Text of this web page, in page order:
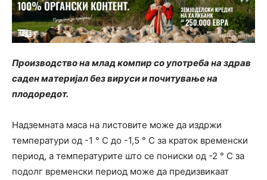
Производство на млад компир со употреба на здрав
саден материјал без вируси и почитување на
плодоредот.
Надземната маса на листовите може да издржи
температури од -1 ° C до -1,5 ° C за краток временски
период, а температурите што се пониски од -2 ° C за
подолг временски период може да предизвикаат